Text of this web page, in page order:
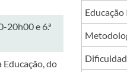
20h00 e 6.ª
Educação, do
Educação